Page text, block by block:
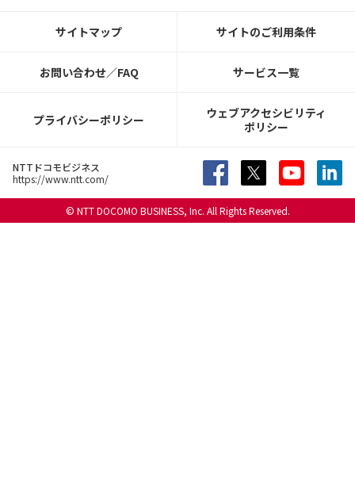
サイトマップ サイトのご利用条件
お問い合わせ／FAQ サービス一覧
プライバシーポリシー
ウェブアクセシビリティ
ポリシー
NTTドコモビジネス
https://www.ntt.com/
© NTT DOCOMO BUSINESS, Inc. All Rights Reserved.